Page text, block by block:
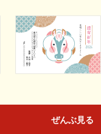
ぜんぶ見る